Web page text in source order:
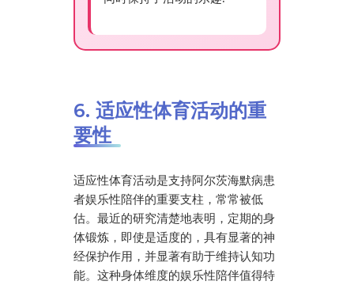
6. 适应性体育活动的重
要性
适应性体育活动是支持阿尔茨海默病患
者娱乐性陪伴的重要支柱，常常被低
估。最近的研究清楚地表明，定期的身
体锻炼，即使是适度的，具有显著的神
经保护作用，并显著有助于维持认知功
能。这种身体维度的娱乐性陪伴值得特